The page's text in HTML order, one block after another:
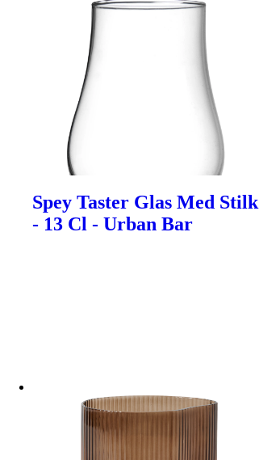
Spey Taster Glas Med Stilk
- 13 Cl - Urban Bar